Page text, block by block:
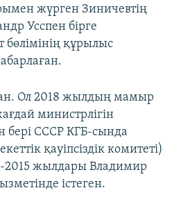
жүрген Зиничевтің
Усспен бірге
бөлімінің құрылыс
Ол 2018 жылдың мамыр
министрлігін
бері СССР КГБ-сында
қауіпсіздік комитеті)
2015 жылдары Владимир
істеген.